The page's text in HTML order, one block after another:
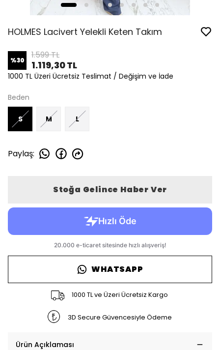
HOLMES Lacivert Yelekli Keten Takım
%30 1.599 TL
1.119,30 TL
1000 TL Üzeri Ücretsiz Teslimat / Değişim ve İade
Beden
S M L
Paylaş:
Stoğa Gelince Haber Ver
WHATSAPP
1000 TL ve Üzeri Ücretsiz Kargo
3D Secure Güvencesiyle Ödeme
Ürün Açıklaması